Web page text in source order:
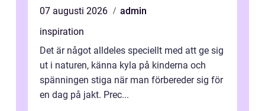
07 augusti 2026
admin
inspiration
Det är något alldeles speciellt med att ge sig
ut i naturen, känna kyla på kinderna och
spänningen stiga när man förbereder sig för
en dag på jakt. Prec...